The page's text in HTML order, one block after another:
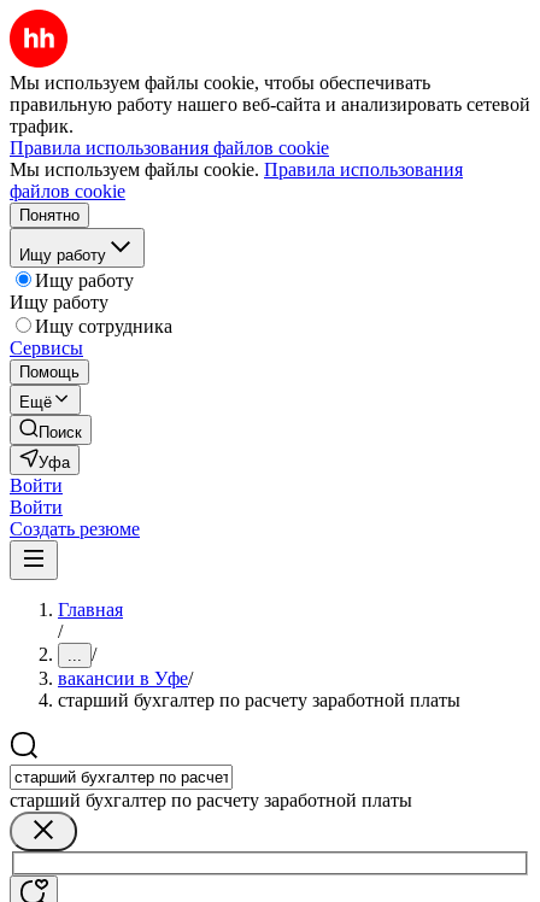
Мы используем файлы cookie, чтобы обеспечивать
правильную работу нашего веб-сайта и анализировать сетевой
трафик.
Правила использования файлов cookie
Мы используем файлы cookie. Правила использования
файлов cookie
Понятно
Ищу работу
Ищу работу
Ищу работу
Ищу сотрудника
Сервисы
Помощь
Ещё
Поиск
Уфа
Войти
Войти
Создать резюме
Главная
/
... /
вакансии в Уфе/
старший бухгалтер по расчету заработной платы
старший бухгалтер по расчету заработной платы